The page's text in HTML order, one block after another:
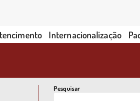
Internacionalização
Pesquisar